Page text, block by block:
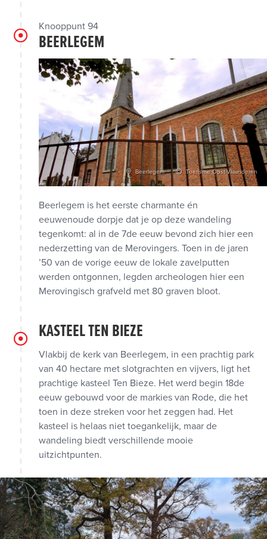
Knooppunt 94
BEERLEGEM
Beerlegem Toerisme Oost-Vlaanderen
Beerlegem is het eerste charmante én
eeuwenoude dorpje dat je op deze wandeling
tegenkomt: al in de 7de eeuw bevond zich hier een
nederzetting van de Merovingers. Toen in de jaren
’50 van de vorige eeuw de lokale zavelputten
werden ontgonnen, legden archeologen hier een
Merovingisch grafveld met 80 graven bloot.
KASTEEL TEN BIEZE
Vlakbij de kerk van Beerlegem, in een prachtig park
van 40 hectare met slotgrachten en vijvers, ligt het
prachtige kasteel Ten Bieze. Het werd begin 18de
eeuw gebouwd voor de markies van Rode, die het
toen in deze streken voor het zeggen had. Het
kasteel is helaas niet toegankelijk, maar de
wandeling biedt verschillende mooie
uitzichtpunten.